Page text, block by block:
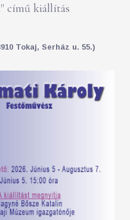
című kiállítás
Tokaj, Serház u. 55.)